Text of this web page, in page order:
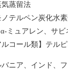
蒸留法
ルペン炭化水素
ミュアレン、サ
ルコール類】テル
、インド、フ